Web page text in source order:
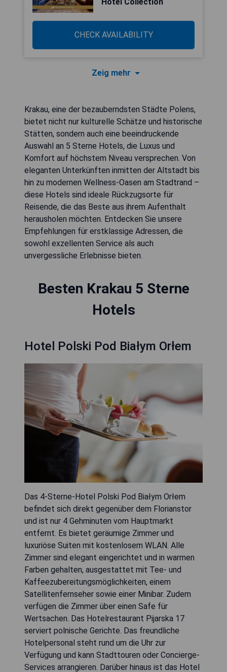
CHECK AVAILABILITY
Zeig mehr
Krakau, eine der bezauberndsten Städte Polens,
bietet nicht nur kulturelle Schätze und historische
Stätten, sondern auch eine beeindruckende
Auswahl an 5 Sterne Hotels, die Luxus und
Komfort auf höchstem Niveau versprechen. Von
eleganten Unterkünften inmitten der Altstadt bis
hin zu modernen Wellness-Oasen am Stadtrand –
diese Hotels sind ideale Rückzugsorte für
Reisende, die das Beste aus ihrem Aufenthalt
herausholen möchten. Entdecken Sie unsere
Empfehlungen für erstklassige Adressen, die
sowohl exzellenten Service als auch
unvergessliche Erlebnisse bieten.
Besten Krakau 5 Sterne
Hotels
Hotel Polski Pod Białym Orłem
Das 4-Sterne-Hotel Polski Pod Białym Orłem
befindet sich direkt gegenüber dem Florianstor
und ist nur 4 Gehminuten vom Hauptmarkt
entfernt. Es bietet geräumige Zimmer und
luxuriöse Suiten mit kostenlosem WLAN. Alle
Zimmer sind elegant eingerichtet und in warmen
Farben gehalten, ausgestattet mit Tee- und
Kaffeezubereitungsmöglichkeiten, einem
Satellitenfernseher sowie einer Minibar. Zudem
verfügen die Zimmer über einen Safe für
Wertsachen. Das Hotelrestaurant Pijarska 17
serviert polnische Gerichte. Das freundliche
Hotelpersonal steht rund um die Uhr zur
Verfügung und kann Stadttouren oder Concierge-
Services arrangieren. Darüber hinaus ist das Hotel